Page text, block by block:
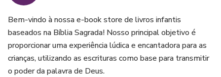
Bem-vindo à nossa e-book store de livros infantis
baseados na Bíblia Sagrada! Nosso principal objetivo é
proporcionar uma experiência lúdica e encantadora para as
crianças, utilizando as escrituras como base para transmitir
o poder da palavra de Deus.